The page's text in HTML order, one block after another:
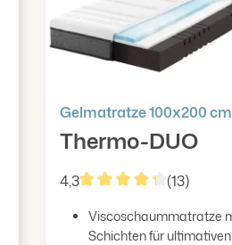
Gelmatratze 100x200 cm
Thermo-DUO
4,3
(13)
Viscoschaummatratze
Schichten für ultimativen